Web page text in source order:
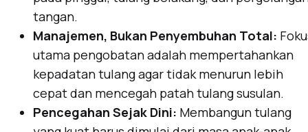
tangan.
Manajemen, Bukan Penyembuhan Total:
utama pengobatan adalah mempertahankan
kepadatan tulang agar tidak menurun lebih
cepat dan mencegah patah tulang susulan.
Pencegahan Sejak Dini: Membangun tulang